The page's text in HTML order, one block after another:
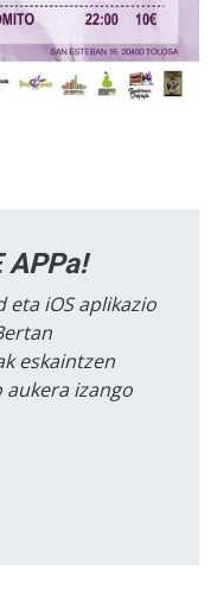
APPa!
eta iOS aplikazio
eskaintzen
izango